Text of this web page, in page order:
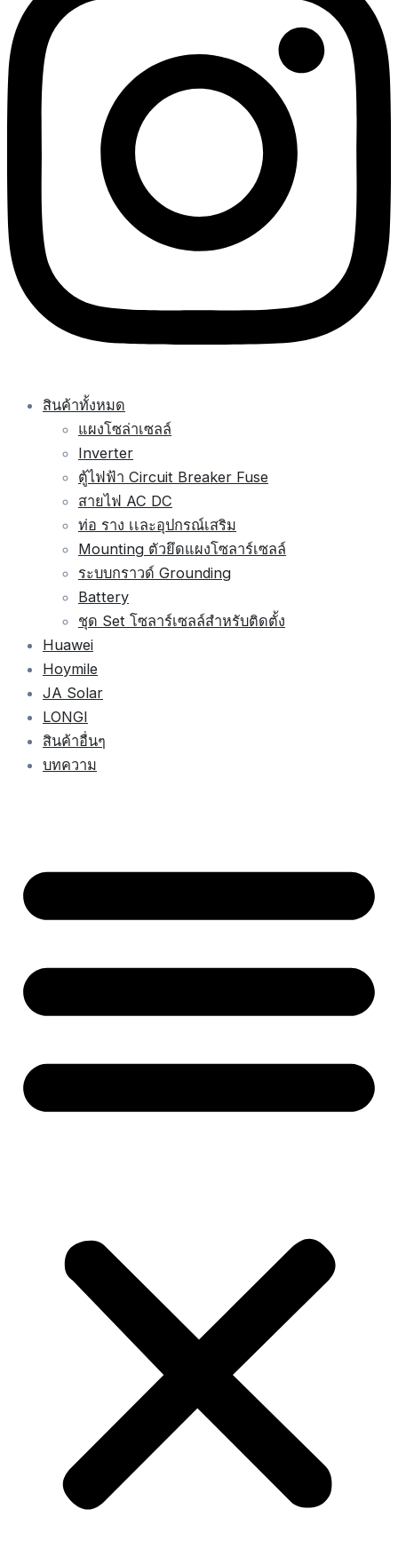
สินค้าทั้งหมด
แผงโซล่าเซลล์
Inverter
ตู้ไฟฟ้า Circuit Breaker Fuse
สายไฟ AC DC
ท่อ ราง เเละอุปกรณ์เสริม
Mounting ตัวยึดแผงโซลาร์เซลล์
ระบบกราวด์ Grounding
Battery
ชุด Set โซลาร์เซลล์สำหรับติดตั้ง
Huawei
Hoymile
JA Solar
LONGI
สินค้าอื่นๆ
บทความ